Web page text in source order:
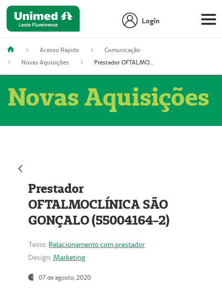
Login
Acesso Rápido
Comunicação
Novas Aquisições
Prestador OFTALMOCLÍNICA SÃO GONÇALO (55004164-2)
Novas Aquisições
Prestador
OFTALMOCLÍNICA SÃO
GONÇALO (55004164-2)
Texto: Relacionamento com prestador
Design: Marketing
07 de agosto, 2020